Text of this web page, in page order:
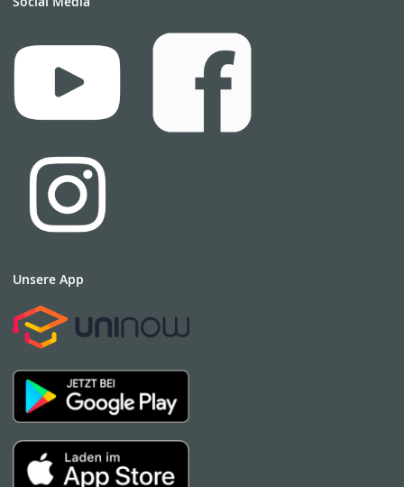
Unsere App